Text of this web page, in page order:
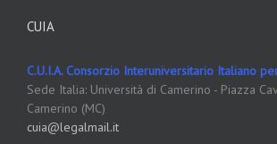
CUIA
C.U.I.A. Consorzio Interuniversitario Italiano
Sede Italia: Università di Camerino - Piazza
Camerino (MC)
cuia@legalmail.it